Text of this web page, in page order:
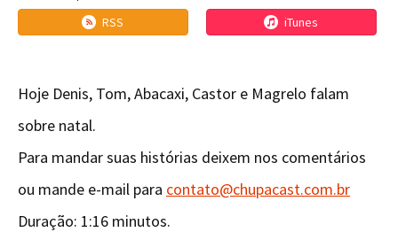
RSS iTunes
Hoje Denis, Tom, Abacaxi, Castor e Magrelo falam
sobre natal.
Para mandar suas histórias deixem nos comentários
ou mande e-mail para contato@chupacast.com.br
Duração: 1:16 minutos.